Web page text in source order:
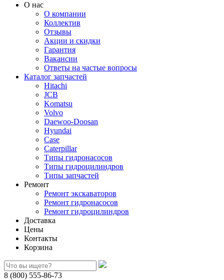
О нас
О компании
Коллектив
Отзывы
Акции и скидки
Гарантия
Вакансии
Ответы на частые вопросы
Каталог запчастей
Hitachi
JCB
Komatsu
Volvo
Daewoo-Doosan
Hyundai
Case
Caterpillar
Типы гидронасосов
Типы гидроцилиндров
Типы запчастей
Ремонт
Ремонт экскаваторов
Ремонт гидронасосов
Ремонт гидроцилиндров
Доставка
Цены
Контакты
Корзина
8 (800) 555-86-73